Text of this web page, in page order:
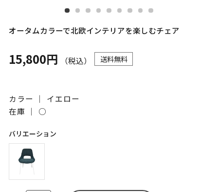
オータムカラーで北欧インテリアを楽しむチェア
15,800円 （税込） 送料無料
カラー ｜ イエロー
在庫 ｜ ○
バリエーション